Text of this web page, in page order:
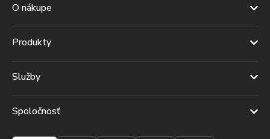
O nákupe
Produkty
Služby
Spoločnosť